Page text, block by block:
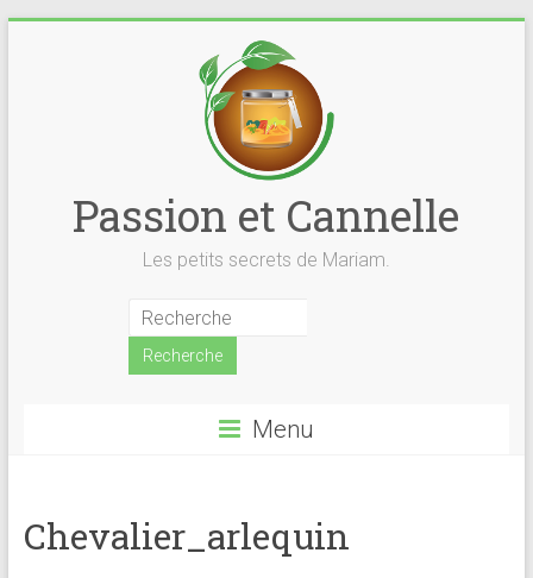
Passion et Cannelle
Les petits secrets de Mariam.
Menu
Chevalier_arlequin